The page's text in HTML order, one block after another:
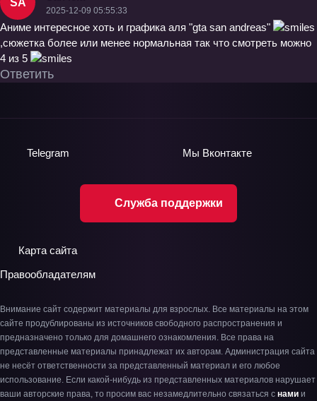
SA
2025-12-09 05:55:33
Аниме интересное хоть и графика аля "gta san andreas"
,сюжетка более или менее нормальная так что смотреть можно
4 из 5
Ответить
Служба поддержки
Telegram Мы Вконтакте
Карта сайта
Правообладателям
Внимание сайт содержит материалы для взрослых. Все материалы на этом
сайте продублированы из источников свободного распространения и
предназначено только для домашнего ознакомления. Все права на
представленные материалы принадлежат их авторам. Администрация сайта
не несёт ответственности за представленный материал и его любое
использование. Если какой-нибудь из представленных материалов нарушает
ваши авторские права, то просим вас незамедлительно связаться с нами и